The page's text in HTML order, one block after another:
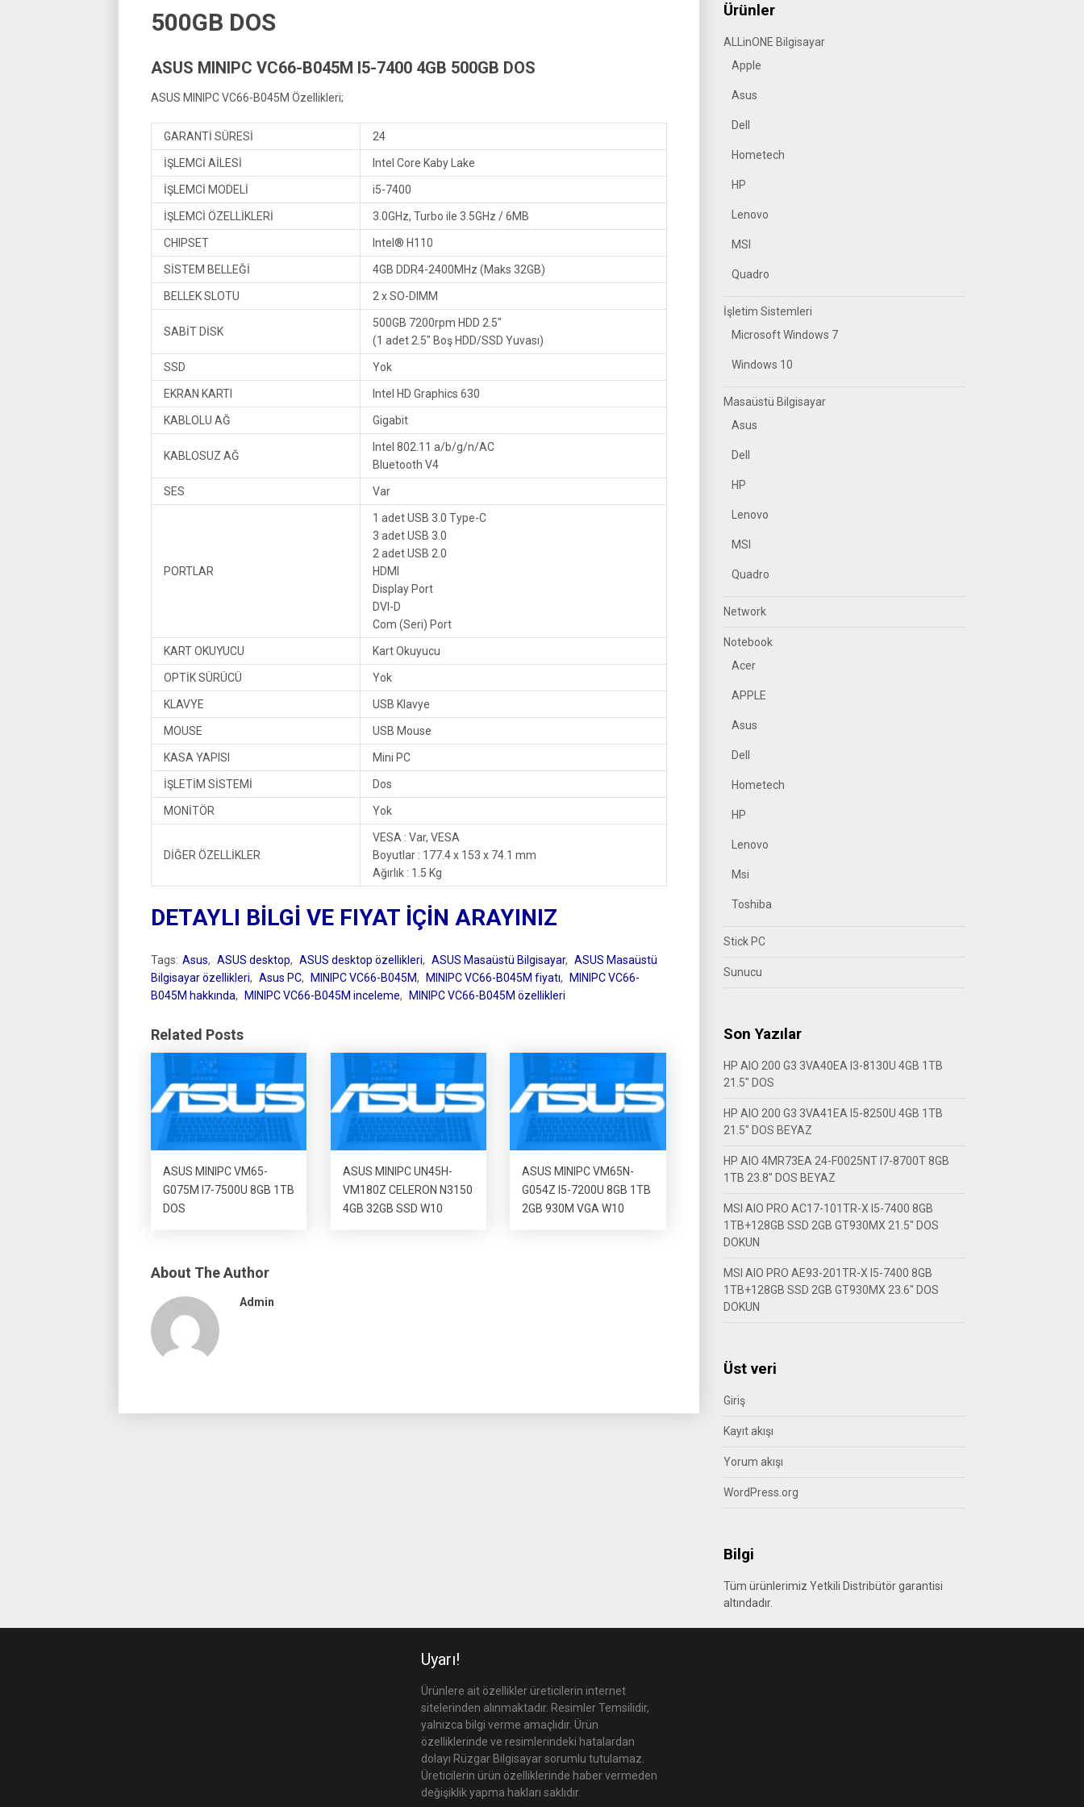
500GB DOS
ASUS MINIPC VC66-B045M I5-7400 4GB 500GB DOS
ASUS MINIPC VC66-B045M Özellikleri;
GARANTİ SÜRESİ 24
İŞLEMCİ AİLESİ Intel Core Kaby Lake
İŞLEMCİ MODELİ i5-7400
İŞLEMCİ ÖZELLİKLERİ 3.0GHz, Turbo ile 3.5GHz / 6MB
CHIPSET Intel® H110
SİSTEM BELLEĞİ 4GB DDR4-2400MHz (Maks 32GB)
BELLEK SLOTU 2 x SO-DIMM
SABİT DİSK
500GB 7200rpm HDD 2.5″
(1 adet 2.5″ Boş HDD/SSD Yuvası)
SSD Yok
EKRAN KARTI Intel HD Graphics 630
KABLOLU AĞ Gigabit
KABLOSUZ AĞ
Intel 802.11 a/b/g/n/AC
Bluetooth V4
SES Var
PORTLAR
1 adet USB 3.0 Type-C
3 adet USB 3.0
2 adet USB 2.0
HDMI
Display Port
DVI-D
Com (Seri) Port
KART OKUYUCU Kart Okuyucu
OPTİK SÜRÜCÜ Yok
KLAVYE USB Klavye
MOUSE USB Mouse
KASA YAPISI Mini PC
İŞLETİM SİSTEMİ Dos
MONİTÖR Yok
DİĞER ÖZELLİKLER
VESA : Var, VESA
Boyutlar : 177.4 x 153 x 74.1 mm
Ağırlık : 1.5 Kg
DETAYLI BİLGİ VE FIYAT İÇİN ARAYINIZ
Tags: Asus, ASUS desktop, ASUS desktop özellikleri, ASUS Masaüstü Bilgisayar, ASUS Masaüstü
Bilgisayar özellikleri, Asus PC, MINIPC VC66-B045M, MINIPC VC66-B045M fiyatı,
MINIPC VC66-
B045M hakkında, MINIPC VC66-B045M inceleme, MINIPC VC66-B045M özellikleri
Related Posts
ASUS MINIPC VM65-
G075M I7-7500U 8GB 1TB
DOS
ASUS MINIPC UN45H-
VM180Z CELERON N3150
4GB 32GB SSD W10
ASUS MINIPC VM65N-
G054Z I5-7200U 8GB 1TB
2GB 930M VGA W10
About The Author
Admin
Ürünler
ALLinONE Bilgisayar
Apple
Asus
Dell
Hometech
HP
Lenovo
MSI
Quadro
İşletim Sistemleri
Microsoft Windows 7
Windows 10
Masaüstü Bilgisayar
Asus
Dell
HP
Lenovo
MSI
Quadro
Network
Notebook
Acer
APPLE
Asus
Dell
Hometech
HP
Lenovo
Msi
Toshiba
Stick PC
Sunucu
Son Yazılar
HP AIO 200 G3 3VA40EA I3-8130U 4GB 1TB
21.5″ DOS
HP AIO 200 G3 3VA41EA I5-8250U 4GB 1TB
21.5″ DOS BEYAZ
HP AIO 4MR73EA 24-F0025NT I7-8700T 8GB
1TB 23.8″ DOS BEYAZ
MSI AIO PRO AC17-101TR-X I5-7400 8GB
1TB+128GB SSD 2GB GT930MX 21.5″ DOS
DOKUN
MSI AIO PRO AE93-201TR-X I5-7400 8GB
1TB+128GB SSD 2GB GT930MX 23.6″ DOS
DOKUN
Üst veri
Giriş
Kayıt akışı
Yorum akışı
WordPress.org
Bilgi
Tüm ürünlerimiz Yetkili Distribütör garantisi
altındadır.
Uyarı!
Ürünlere ait özellikler üreticilerin internet
sitelerinden alınmaktadır. Resimler Temsilidir,
yalnızca bilgi verme amaçlıdır. Ürün
özelliklerinde ve resimlerindeki hatalardan
dolayı Rüzgar Bilgisayar sorumlu tutulamaz.
Üreticilerin ürün özelliklerinde haber vermeden
değişiklik yapma hakları saklıdır.